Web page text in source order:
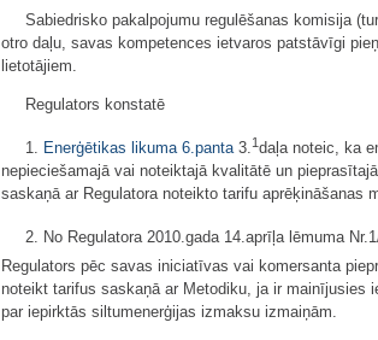
Sabiedrisko pakalpojumu regulēšanas komisija
otro daļu, savas kompetences ietvaros patstāvīgi
lietotājiem.
Regulators konstatē
1. Enerģētikas likuma 6.panta3.1daļa noteic, ka
nepieciešamajā vai noteiktajā kvalitātē un
saskaņā ar Regulatora noteikto tarifu aprēķināšanas
2. No Regulatora 2010.gada 14.aprīļa lēmuma
Regulators pēc savas iniciatīvas vai komersanta
noteikt tarifus saskaņā ar Metodiku, ja ir mainījusies
par iepirktās siltumenerģijas izmaksu izmaiņām.